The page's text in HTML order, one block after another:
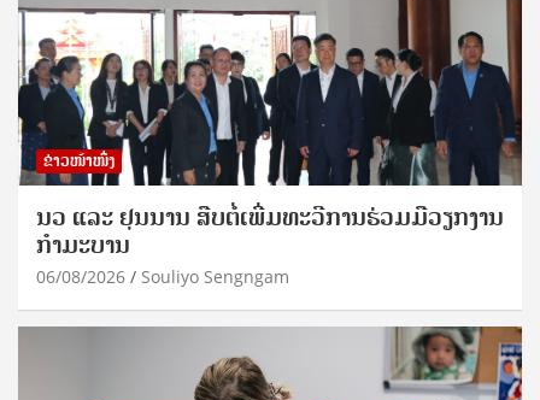
ຂ່າວໜ້າໜຶ່ງ
ນວ ແລະ ຢຸນນານ ສືບຕໍ່ເພີ່ມທະວີການຮ່ວມມືວຽກງານ
ກຳມະບານ
06/08/2026 Souliyo Sengngam